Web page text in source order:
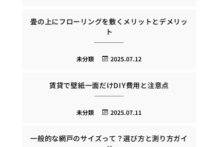
畳の上にフローリングを敷くメリットとデメリッ
ト
2025.07.12
未分類
賃貸で壁紙一面だけDIY費用と注意点
2025.07.11
未分類
一般的な網戸のサイズって？選び方と測り方ガイ